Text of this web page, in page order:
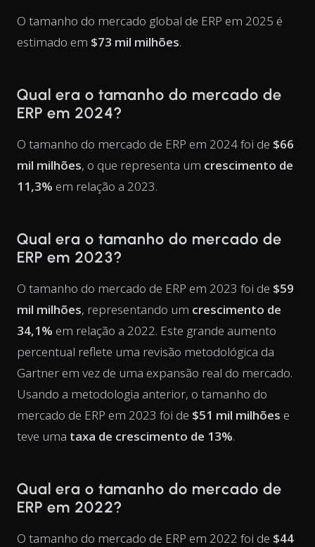
O tamanho do mercado global de ERP em 2025 é
estimado em $73 mil milhões.
Qual era o tamanho do mercado de
ERP em 2024?
O tamanho do mercado de ERP em 2024 foi de $66
mil milhões, o que representa um crescimento de
11,3% em relação a 2023.
Qual era o tamanho do mercado de
ERP em 2023?
O tamanho do mercado de ERP em 2023 foi de $59
mil milhões, representando um crescimento de
34,1% em relação a 2022. Este grande aumento
percentual reflete uma revisão metodológica da
Gartner em vez de uma expansão real do mercado.
Usando a metodologia anterior, o tamanho do
mercado de ERP em 2023 foi de $51 mil milhões e
teve uma taxa de crescimento de 13%.
Qual era o tamanho do mercado de
ERP em 2022?
O tamanho do mercado de ERP em 2022 foi de $44